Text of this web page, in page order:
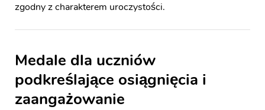
zgodny z charakterem uroczystości.
Medale dla uczniów
podkreślające osiągnięcia i
zaangażowanie